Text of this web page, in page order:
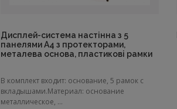
Дисплей-система настінна з 5
панелями A4 з протекторами,
металева основа, пластикові рамки
В комплект входит: основание, 5 рамок с
вкладышами.Материал: основание
металлическое, ...